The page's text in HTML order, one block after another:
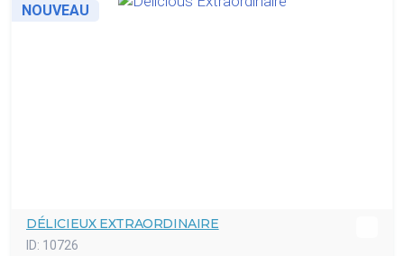
NOUVEAU
DÉLICIEUX EXTRAORDINAIRE
ID: 10726